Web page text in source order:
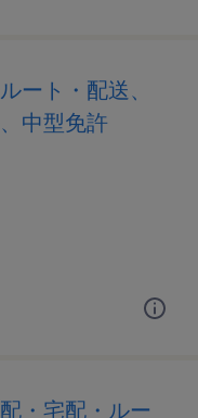
ート・配送、
中型免許
・宅配・ルー